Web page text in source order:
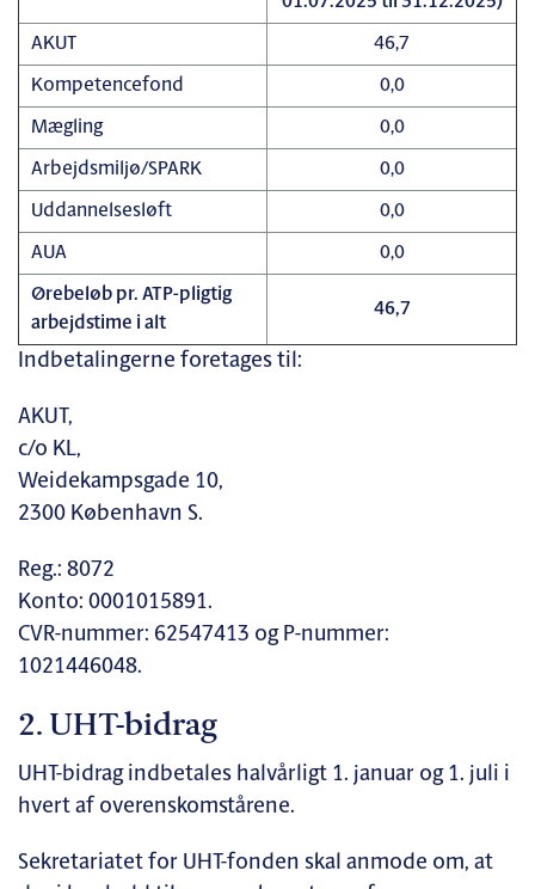
AKUT 46,7
Kompetencefond 0,0
Mægling 0,0
Arbejdsmiljø/SPARK 0,0
Uddannelsesløft 0,0
AUA 0,0
Ørebeløb pr. ATP-pligtig
arbejdstime i alt
46,7
Indbetalingerne foretages til:
AKUT,
c/o KL,
Weidekampsgade 10,
2300 København S.
Reg.: 8072
Konto: 0001015891.
CVR-nummer: 62547413 og P-nummer:
1021446048.
2. UHT-bidrag
UHT-bidrag indbetales halvårligt 1. januar og 1. juli i
hvert af overenskomstårene.
Sekretariatet for UHT-fonden skal anmode om, at